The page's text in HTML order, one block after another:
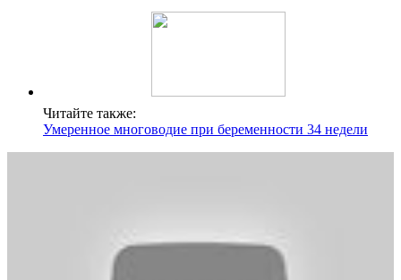
Читайте также:
Умеренное многоводие при беременности 34 недели